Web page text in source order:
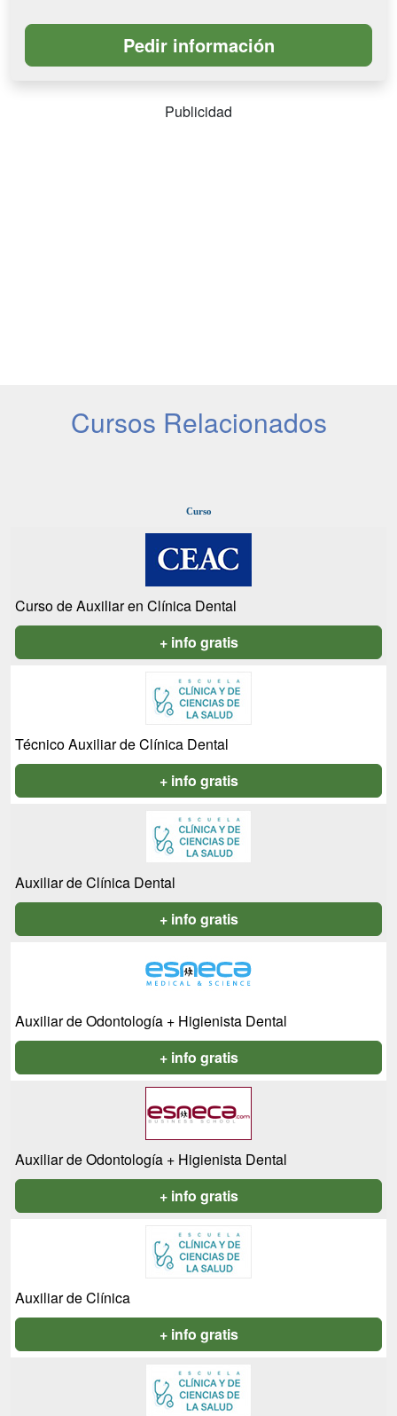
Publicidad
Cursos Relacionados
Curso
Curso de Auxiliar en Clínica Dental
+ info gratis
Técnico Auxiliar de Clínica Dental
+ info gratis
Auxiliar de Clínica Dental
+ info gratis
Auxiliar de Odontología + Higienista Dental
+ info gratis
Auxiliar de Odontología + Higienista Dental
+ info gratis
Auxiliar de Clínica
+ info gratis